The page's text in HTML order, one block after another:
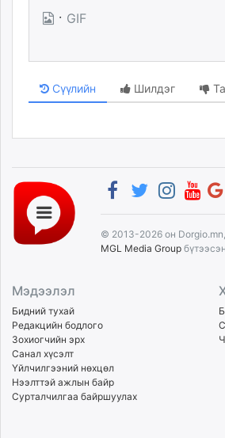
· GIF
Сүүлийн Шилдэг
© 2013-2026 он
MGL Media Group
Мэдээлэл
Бидний тухай
Редакцийн бодлого
Зохиогчийн эрх
Санал хүсэлт
Үйлчилгээний нөхцөл
Нээлттэй ажлын байр
Сурталчилгаа байршуулах